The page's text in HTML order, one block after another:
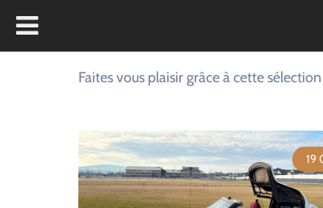
Faites vous plaisir grâce à cette
19